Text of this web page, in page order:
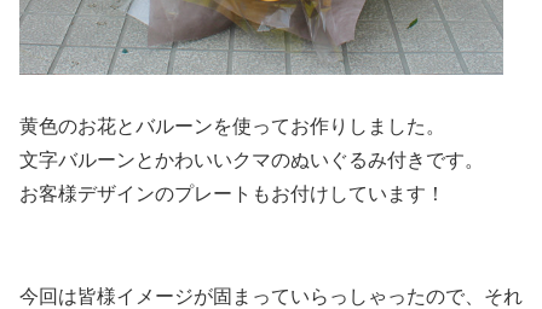
黄色のお花とバルーンを使ってお作りしました。
文字バルーンとかわいいクマのぬいぐるみ付きです。
お客様デザインのプレートもお付けしています！
今回は皆様イメージが固まっていらっしゃったので、それ